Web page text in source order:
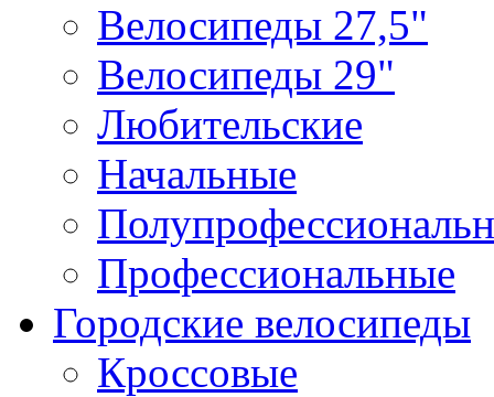
Велосипеды 27,5"
Велосипеды 29"
Любительские
Начальные
Профессиональные
Городские велосипеды
Кроссовые